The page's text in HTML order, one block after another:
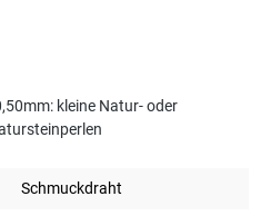
kleine Natur- oder
Schmuckdraht